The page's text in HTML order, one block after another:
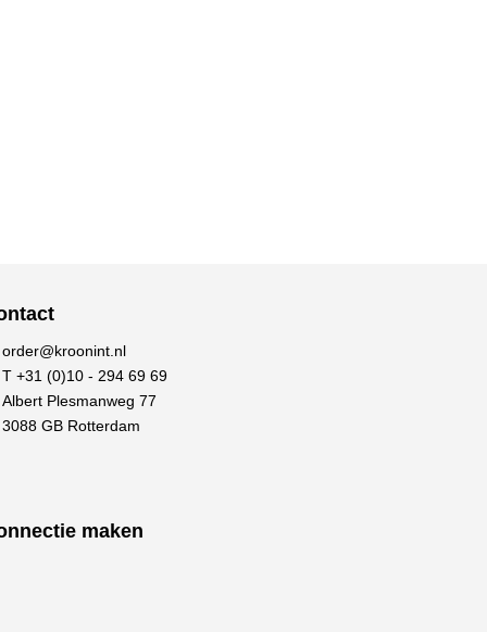
order@kroonint.nl
T +31 (0)10 - 294 69 69
Albert Plesmanweg 77
3088 GB Rotterdam
maken